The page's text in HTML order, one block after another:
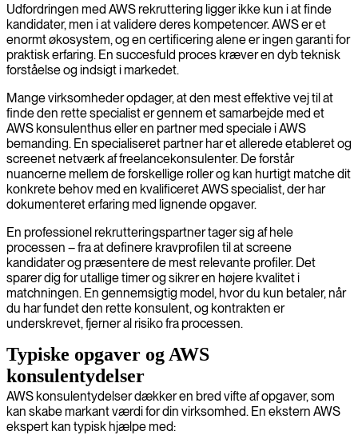
Udfordringen med AWS rekruttering ligger ikke kun i at finde
kandidater, men i at validere deres kompetencer. AWS er et
enormt økosystem, og en certificering alene er ingen garanti for
praktisk erfaring. En succesfuld proces kræver en dyb teknisk
forståelse og indsigt i markedet.
Mange virksomheder opdager, at den mest effektive vej til at
finde den rette specialist er gennem et samarbejde med et
AWS konsulenthus eller en partner med speciale i AWS
bemanding. En specialiseret partner har et allerede etableret og
screenet netværk af freelancekonsulenter. De forstår
nuancerne mellem de forskellige roller og kan hurtigt matche dit
konkrete behov med en kvalificeret AWS specialist, der har
dokumenteret erfaring med lignende opgaver.
En professionel rekrutteringspartner tager sig af hele
processen – fra at definere kravprofilen til at screene
kandidater og præsentere de mest relevante profiler. Det
sparer dig for utallige timer og sikrer en højere kvalitet i
matchningen. En gennemsigtig model, hvor du kun betaler, når
du har fundet den rette konsulent, og kontrakten er
underskrevet, fjerner al risiko fra processen.
Typiske opgaver og AWS
konsulentydelser
AWS konsulentydelser dækker en bred vifte af opgaver, som
kan skabe markant værdi for din virksomhed. En ekstern AWS
ekspert kan typisk hjælpe med: